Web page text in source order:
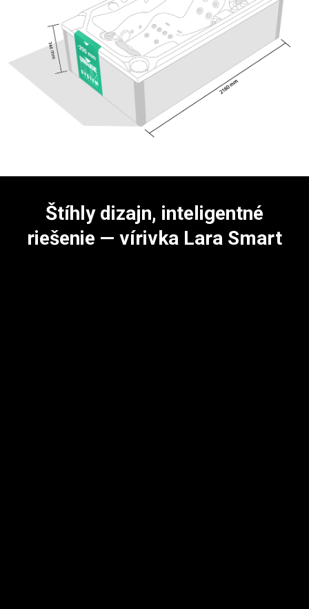
Štíhly dizajn, inteligentné
riešenie — vírivka Lara Smart